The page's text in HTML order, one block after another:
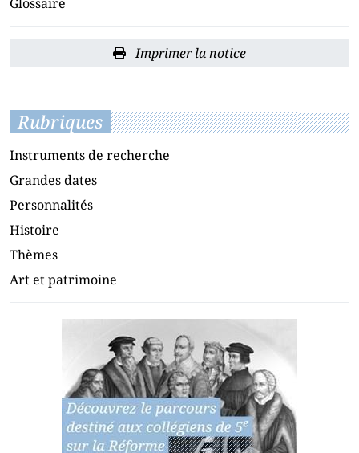
Imprimer la notice
Rubriques
Instruments de recherche
Grandes dates
Personnalités
Histoire
Thèmes
Art et patrimoine